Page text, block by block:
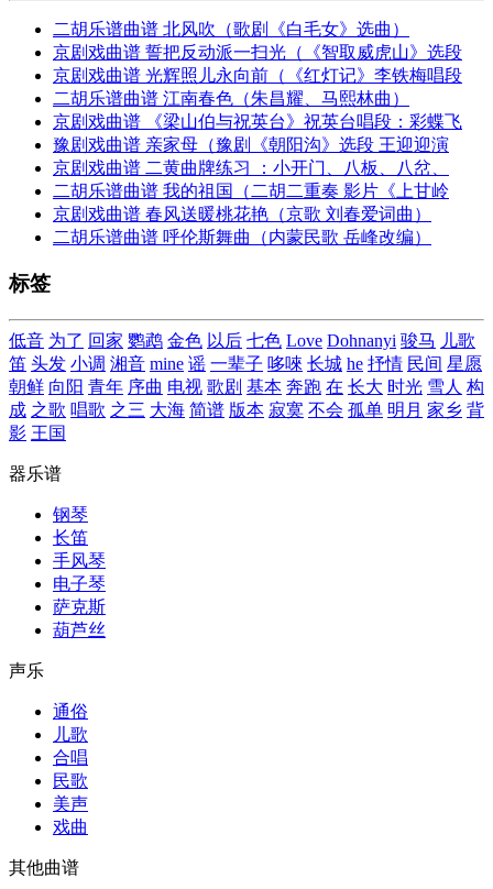
二胡乐谱曲谱 北风吹（歌剧《白毛女》选曲）
京剧戏曲谱 誓把反动派一扫光（《智取威虎山》选段
京剧戏曲谱 光辉照儿永向前（《红灯记》李铁梅唱段
二胡乐谱曲谱 江南春色（朱昌耀、马熙林曲）
京剧戏曲谱 《梁山伯与祝英台》祝英台唱段：彩蝶飞
豫剧戏曲谱 亲家母（豫剧《朝阳沟》选段 王迎迎演
京剧戏曲谱 二黄曲牌练习 ：小开门、八板、八岔、
二胡乐谱曲谱 我的祖国（二胡二重奏 影片《上甘岭
京剧戏曲谱 春风送暖桃花艳（京歌 刘春爱词曲）
二胡乐谱曲谱 呼伦斯舞曲（内蒙民歌 岳峰改编）
标签
低音 为了 回家 鹦鹉 金色 以后 七色 Love Dohnanyi 骏马 儿歌
笛 头发 小调 湘音 mine 谣 一辈子 哆唻 长城 he 抒情 民间 星愿
朝鲜 向阳 青年 序曲 电视 歌剧 基本 奔跑 在 长大 时光 雪人 构
成 之歌 唱歌 之三 大海 简谱 版本 寂寞 不会 孤单 明月 家乡 背
影 王国
器乐谱
钢琴
长笛
手风琴
电子琴
萨克斯
葫芦丝
声乐
通俗
儿歌
合唱
民歌
美声
戏曲
其他曲谱